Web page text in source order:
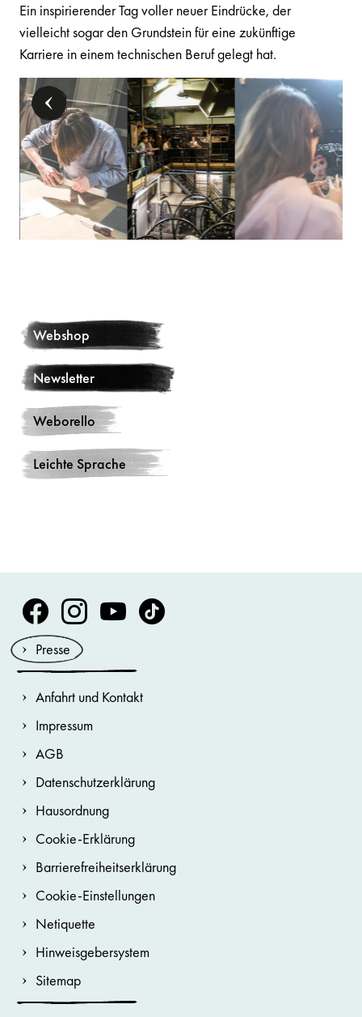
Webshop
Newsletter
Weborello
Leichte Sprache
Ein inspirierender Tag voller neuer Eindrücke, der
vielleicht sogar den Grundstein für eine zukünftige
Karriere in einem technischen Beruf gelegt hat.
Volksoper Facebook
Volksoper Instagram
Volksoper Youtube
Volksoper TikTok
Presse
Anfahrt und Kontakt
Impressum
AGB
Datenschutzerklärung
Hausordnung
Cookie-Erklärung
Barrierefreiheitserklärung
Cookie-Einstellungen
Netiquette
Hinweisgebersystem
Sitemap